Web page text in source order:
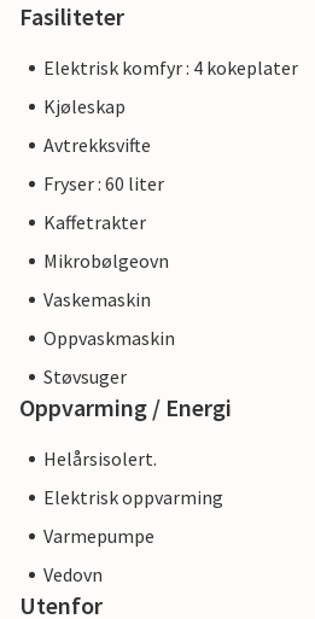
Fasiliteter
Elektrisk komfyr : 4 kokeplater
Kjøleskap
Avtrekksvifte
Fryser : 60 liter
Kaffetrakter
Mikrobølgeovn
Vaskemaskin
Oppvaskmaskin
Støvsuger
Oppvarming / Energi
Helårsisolert.
Elektrisk oppvarming
Varmepumpe
Vedovn
Utenfor